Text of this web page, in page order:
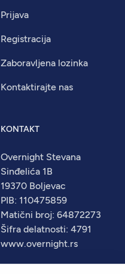
Prijava
Registracija
Zaboravljena lozinka
Kontaktirajte nas
KONTAKT
Overnight Stevana
Sinđelića 1B
19370 Boljevac
PIB: 110475859
Matični broj: 64872273
Šifra delatnosti: 4791
www.overnight.rs